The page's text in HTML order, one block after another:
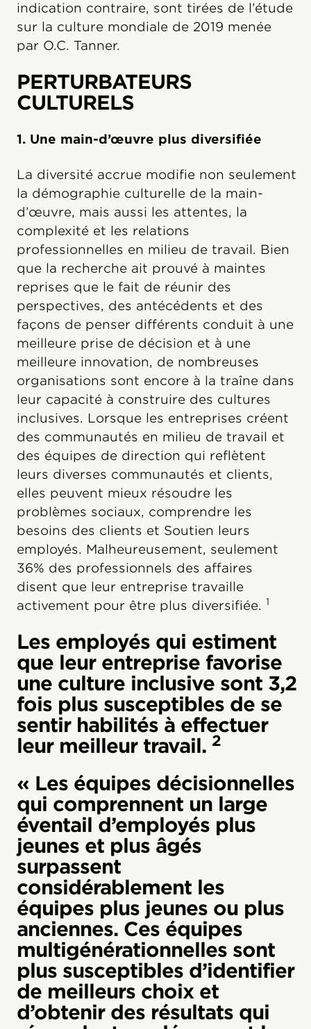
indication contraire, sont tirées de l’étude
sur la culture mondiale de 2019 menée
par O.C. Tanner.
PERTURBATEURS
CULTURELS
1. Une main-d’œuvre plus diversifiée
La diversité accrue modifie non seulement
la démographie culturelle de la main-
d’œuvre, mais aussi les attentes, la
complexité et les relations
professionnelles en milieu de travail. Bien
que la recherche ait prouvé à maintes
reprises que le fait de réunir des
perspectives, des antécédents et des
façons de penser différents conduit à une
meilleure prise de décision et à une
meilleure innovation, de nombreuses
organisations sont encore à la traîne dans
leur capacité à construire des cultures
inclusives. Lorsque les entreprises créent
des communautés en milieu de travail et
des équipes de direction qui reflètent
leurs diverses communautés et clients,
elles peuvent mieux résoudre les
problèmes sociaux, comprendre les
besoins des clients et Soutien leurs
employés. Malheureusement, seulement
36% des professionnels des affaires
disent que leur entreprise travaille
activement pour être plus diversifiée. 1
Les employés qui estiment
que leur entreprise favorise
une culture inclusive sont 3,2
fois plus susceptibles de se
sentir habilités à effectuer
leur meilleur travail. 2
« Les équipes décisionnelles
qui comprennent un large
éventail d’employés plus
jeunes et plus âgés
surpassent
considérablement les
équipes plus jeunes ou plus
anciennes. Ces équipes
multigénérationnelles sont
plus susceptibles d’identifier
de meilleurs choix et
d’obtenir des résultats qui